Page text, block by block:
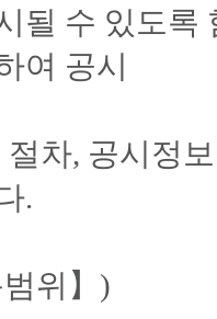
될 수 있도록
여 공시
절차, 공시정
.
위】)